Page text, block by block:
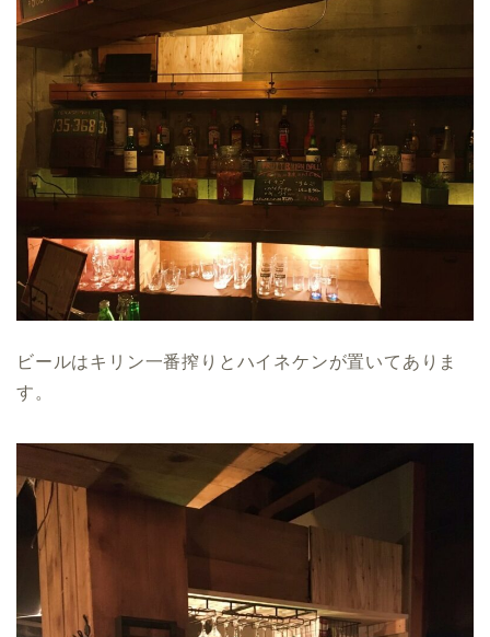
ビールはキリン一番搾りとハイネケンが置いてありま
す。